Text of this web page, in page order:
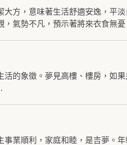
大方，意味著生活舒適安逸，平
，氣勢不凡，預示著將來衣食無
活的象徵。夢見高樓、樓房，如
事業順利，家庭和睦，是吉夢。